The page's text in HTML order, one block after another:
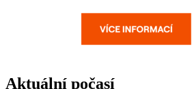
Aktuální počasí